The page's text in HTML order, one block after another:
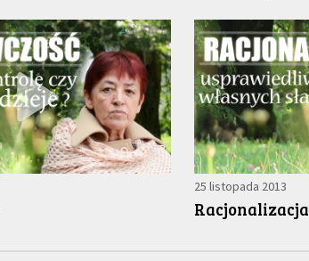
7
25 listopada 2013
Racjonalizacja